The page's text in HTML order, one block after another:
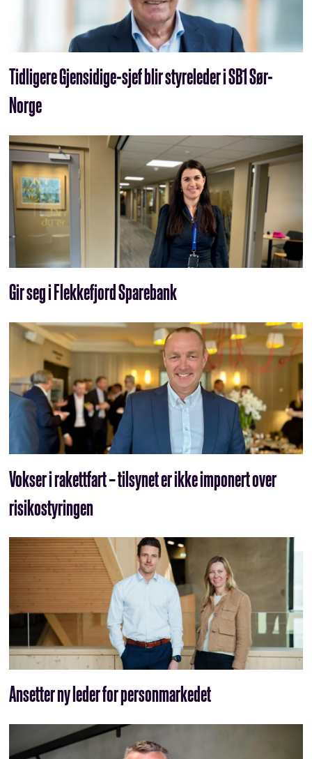
Tidligere Gjensidige-sjef blir styreleder i SB1 Sør-
Norge
Gir seg i Flekkefjord Sparebank
Vokser i rakettfart – tilsynet er ikke imponert over
risikostyringen
Ansetter ny leder for personmarkedet